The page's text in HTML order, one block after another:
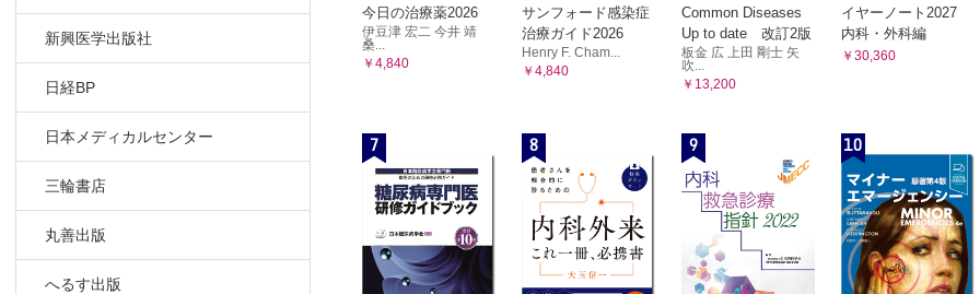
新興医学出版社
日経BP
日本メディカルセンター
三輪書店
丸善出版
へるす出版
今日の治療薬2026
伊豆津 宏二 今井 靖
桑...
￥4,840
サンフォード感染症
治療ガイド2026
Henry F. Cham...
￥4,840
Common Diseases
Up to date 改訂2版
板金 広 上田 剛士 矢
吹...
￥13,200
イヤーノート2027
内科・外科編
￥30,360
7 8 9 10